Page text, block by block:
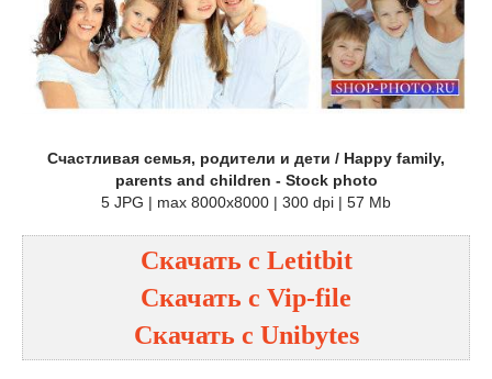
Счастливая семья, родители и дети / Happy family,
parents and children - Stock photo
5 JPG | max 8000x8000 | 300 dpi | 57 Mb
Скачать с Letitbit
Скачать с Vip-file
Скачать с Unibytes